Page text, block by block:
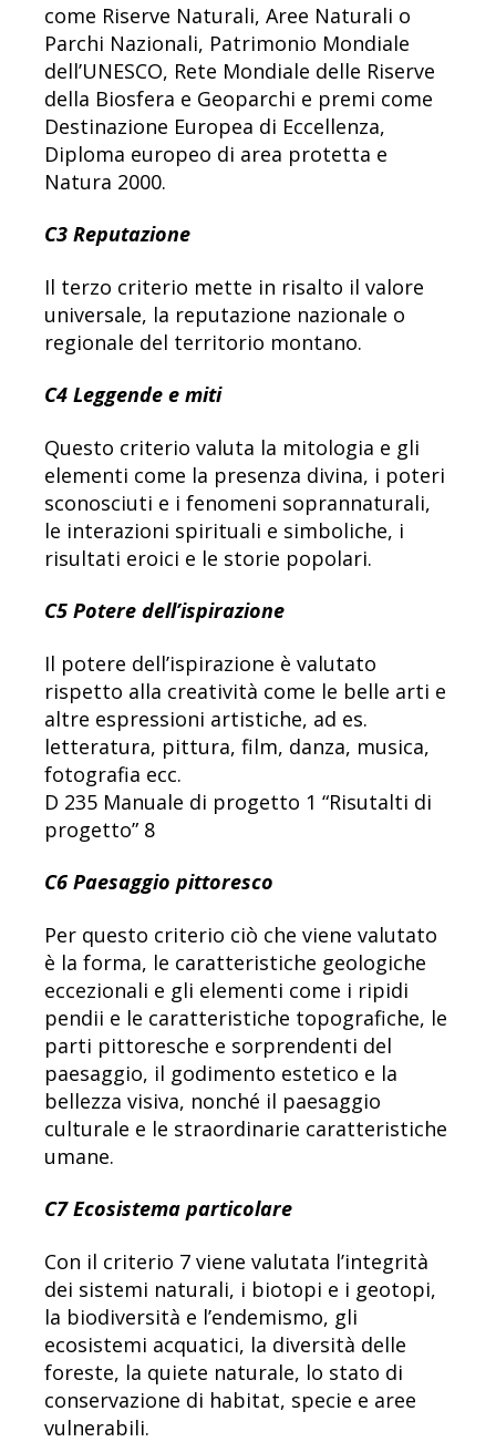
come Riserve Naturali, Aree Naturali o
Parchi Nazionali, Patrimonio Mondiale
dell’UNESCO, Rete Mondiale delle Riserve
della Biosfera e Geoparchi e premi come
Destinazione Europea di Eccellenza,
Diploma europeo di area protetta e
Natura 2000.
C3 Reputazione
Il terzo criterio mette in risalto il valore
universale, la reputazione nazionale o
regionale del territorio montano.
C4 Leggende e miti
Questo criterio valuta la mitologia e gli
elementi come la presenza divina, i poteri
sconosciuti e i fenomeni soprannaturali,
le interazioni spirituali e simboliche, i
risultati eroici e le storie popolari.
C5 Potere dell’ispirazione
Il potere dell’ispirazione è valutato
rispetto alla creatività come le belle arti e
altre espressioni artistiche, ad es.
letteratura, pittura, film, danza, musica,
fotografia ecc.
D 235 Manuale di progetto 1 “Risutalti di
progetto” 8
C6 Paesaggio pittoresco
Per questo criterio ciò che viene valutato
è la forma, le caratteristiche geologiche
eccezionali e gli elementi come i ripidi
pendii e le caratteristiche topografiche, le
parti pittoresche e sorprendenti del
paesaggio, il godimento estetico e la
bellezza visiva, nonché il paesaggio
culturale e le straordinarie caratteristiche
umane.
C7 Ecosistema particolare
Con il criterio 7 viene valutata l’integrità
dei sistemi naturali, i biotopi e i geotopi,
la biodiversità e l’endemismo, gli
ecosistemi acquatici, la diversità delle
foreste, la quiete naturale, lo stato di
conservazione di habitat, specie e aree
vulnerabili.